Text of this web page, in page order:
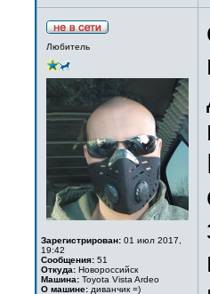
Любитель
Зарегистрирован: 01 июл 2017,
19:42
Сообщения: 51
Откуда: Новороссийск
Машина: Toyota Vista Ardeo
О машине: диванчик =)